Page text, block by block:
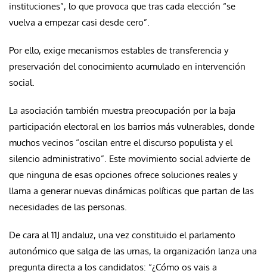
instituciones”, lo que provoca que tras cada elección “se
vuelva a empezar casi desde cero”.
Por ello, exige mecanismos estables de transferencia y
preservación del conocimiento acumulado en intervención
social.
La asociación también muestra preocupación por la baja
participación electoral en los barrios más vulnerables, donde
muchos vecinos “oscilan entre el discurso populista y el
silencio administrativo”. Este movimiento social advierte de
que ninguna de esas opciones ofrece soluciones reales y
llama a generar nuevas dinámicas políticas que partan de las
necesidades de las personas.
De cara al 11J andaluz, una vez constituido el parlamento
autonómico que salga de las urnas, la organización lanza una
pregunta directa a los candidatos: “¿Cómo os vais a